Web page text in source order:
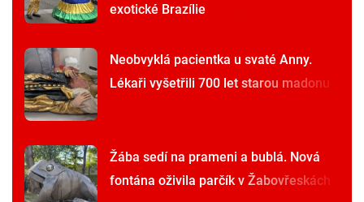
exotické Brazílie
Neobvyklá pacientka u svaté Anny.
Lékaři vyšetřili 700 let starou madonu
Žába sedí na prameni a bublá. Nová
fontána oživila parčík v Žabovřeskách